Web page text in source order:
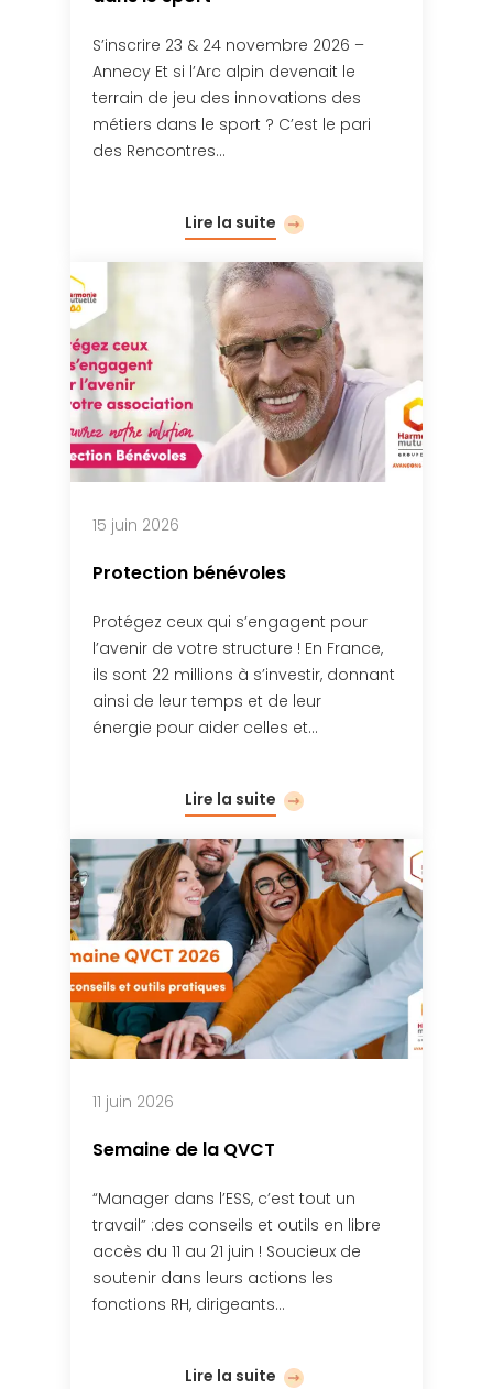
S’inscrire 23 & 24 novembre 2026 –
Annecy Et si l’Arc alpin devenait le
terrain de jeu des innovations des
métiers dans le sport ? C’est le pari
des Rencontres…
Lire la suite
15 juin 2026
Protection bénévoles
Protégez ceux qui s’engagent pour
l’avenir de votre structure ! En France,
ils sont 22 millions à s’investir, donnant
ainsi de leur temps et de leur
énergie pour aider celles et…
Lire la suite
11 juin 2026
Semaine de la QVCT
“Manager dans l’ESS, c’est tout un
travail” :des conseils et outils en libre
accès du 11 au 21 juin ! Soucieux de
soutenir dans leurs actions les
fonctions RH, dirigeants…
Lire la suite